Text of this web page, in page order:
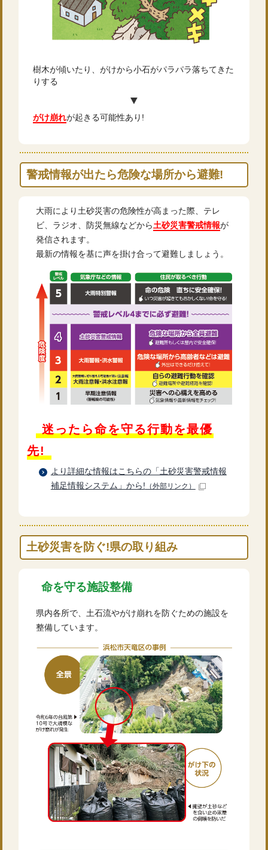
樹木が傾いたり、がけから小石がパラパラ落ちてきた
りする
▼
がけ崩れが起きる可能性あり!
警戒情報が出たら危険な場所から避難!
大雨により土砂災害の危険性が高まった際、テレ
ビ、ラジオ、防災無線などから土砂災害警戒情報が
発信されます。
最新の情報を基に声を掛け合って避難しましょう。
迷ったら命を守る行動を最優
先!
より詳細な情報はこちらの「土砂災害警戒情報
補足情報システム」から! （外部リンク）
土砂災害を防ぐ!県の取り組み
命を守る施設整備
県内各所で、土石流やがけ崩れを防ぐための施設を
整備しています。